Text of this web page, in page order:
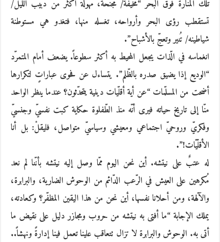
تلك المنارة فوق البحر “مخيفة/ مجنّحة، مهولة أكثر من دبيب اللّيل/
تستقطب رؤى البحر وأرواحه، تغسله منها، فتغدو هي مستوطنة
شياطينه/ تُنير وتعجّ بالأشباح”.
انغماسه في الّذات يجعل المحيط به أكثر سطوعاً. يضعف أمام المتمرّد
“الوديع إذا يضيق صدره بالظّلم”. يتساءل عن فحوى عباراتٍ لتكرارها
أضحت من المسلّمات “عن أية أقلّيات دينية يتحدّثون؟ عندما ينظر الواحد
منّا إلى تاريخ حياته فيرى أنّه منذ الطّفلوة حكاية كبت نفسيّ وجنسيّ
وفكريّ وروحيّ اجتماعي ومعيشي وسياسيّ متواصل، فليقلْ: بل أنا
الأقلّيّات!”.
له عتبٌ على نيتشه. أين نحن اليوم ممّا وصل إليه نيتشه بأنّنا لم نعد
مُكرهين على العيش في الرّعب الدّائم من الوحوش الضارية، والبرابرة،
والآلهة، ومن أحلانا نفسها، أين نحن من هذا اليقين المظفّر؟ وكعادته،
يملك الإجابة “ما أفتى به نيتشه من حروب ومجازر دليل على نقيض ما
أتى به. الوحوش والبرابرة لا تزال تتعاقب علينا تعمل فينا إدارةً ونهشاً..